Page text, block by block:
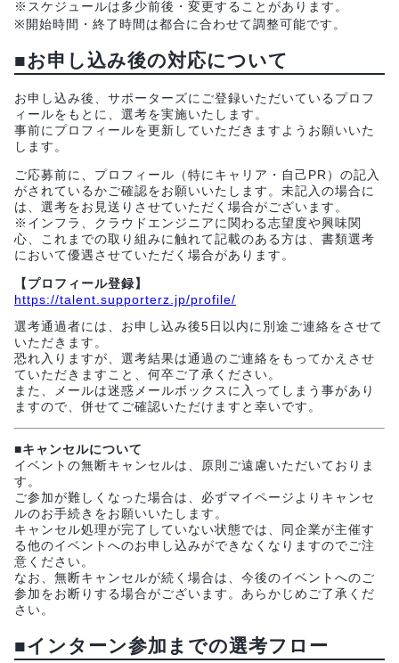
※スケジュールは多少前後・変更することがあります。
※開始時間・終了時間は都合に合わせて調整可能です。
■お申し込み後の対応について
お申し込み後、サポーターズにご登録いただいているプロフ
ィールをもとに、選考を実施いたします。
事前にプロフィールを更新していただきますようお願いいた
します。
ご応募前に、プロフィール（特にキャリア・自己PR）の記入
がされているかご確認をお願いいたします。未記入の場合に
は、選考をお見送りさせていただく場合がございます。
※インフラ、クラウドエンジニアに関わる志望度や興味関
心、これまでの取り組みに触れて記載のある方は、書類選考
において優遇させていただく場合があります。
【プロフィール登録】
https://talent.supporterz.jp/profile/
選考通過者には、お申し込み後5日以内に別途ご連絡をさせて
いただきます。
恐れ入りますが、選考結果は通過のご連絡をもってかえさせ
ていただきますこと、何卒ご了承ください。
また、メールは迷惑メールボックスに入ってしまう事があり
ますので、併せてご確認いただけますと幸いです。
■キャンセルについて
イベントの無断キャンセルは、原則ご遠慮いただいておりま
す。
ご参加が難しくなった場合は、必ずマイページよりキャンセ
ルのお手続きをお願いいたします。
キャンセル処理が完了していない状態では、同企業が主催す
る他のイベントへのお申し込みができなくなりますのでご注
意ください。
なお、無断キャンセルが続く場合は、今後のイベントへのご
参加をお断りする場合がございます。あらかじめご了承くだ
さい。
■インターン参加までの選考フロー